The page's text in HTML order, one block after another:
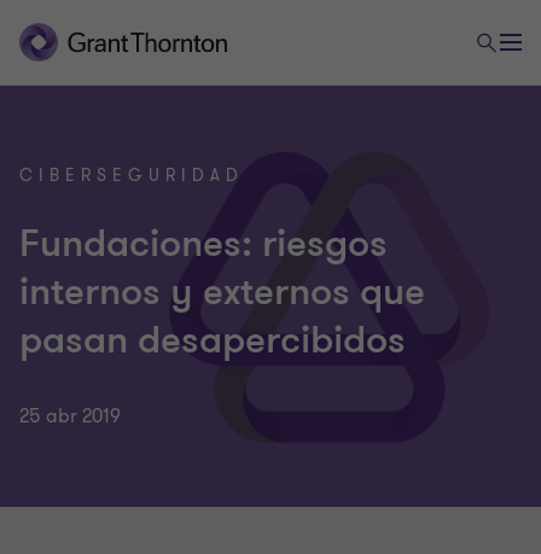
CIBERSEGURIDAD
Fundaciones: riesgos
internos y externos que
pasan desapercibidos
25 abr 2019